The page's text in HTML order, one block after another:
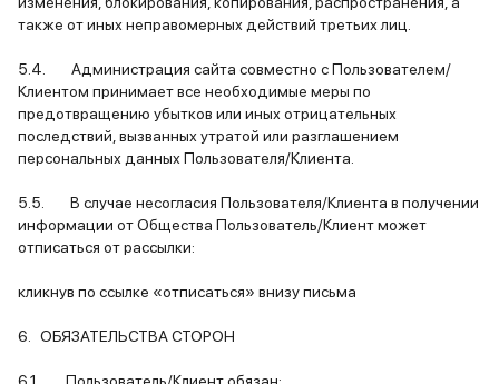
также от иных неправомерных действий третьих лиц.
5.4. Администрация сайта совместно с Пользователем/
Клиентом принимает все необходимые меры по
предотвращению убытков или иных отрицательных
последствий, вызванных утратой или разглашением
персональных данных Пользователя/Клиента.
5.5. В случае несогласия Пользователя/Клиента в получении
информации от Общества Пользователь/Клиент может
отписаться от рассылки:
кликнув по ссылке «отписаться» внизу письма
6. ОБЯЗАТЕЛЬСТВА СТОРОН